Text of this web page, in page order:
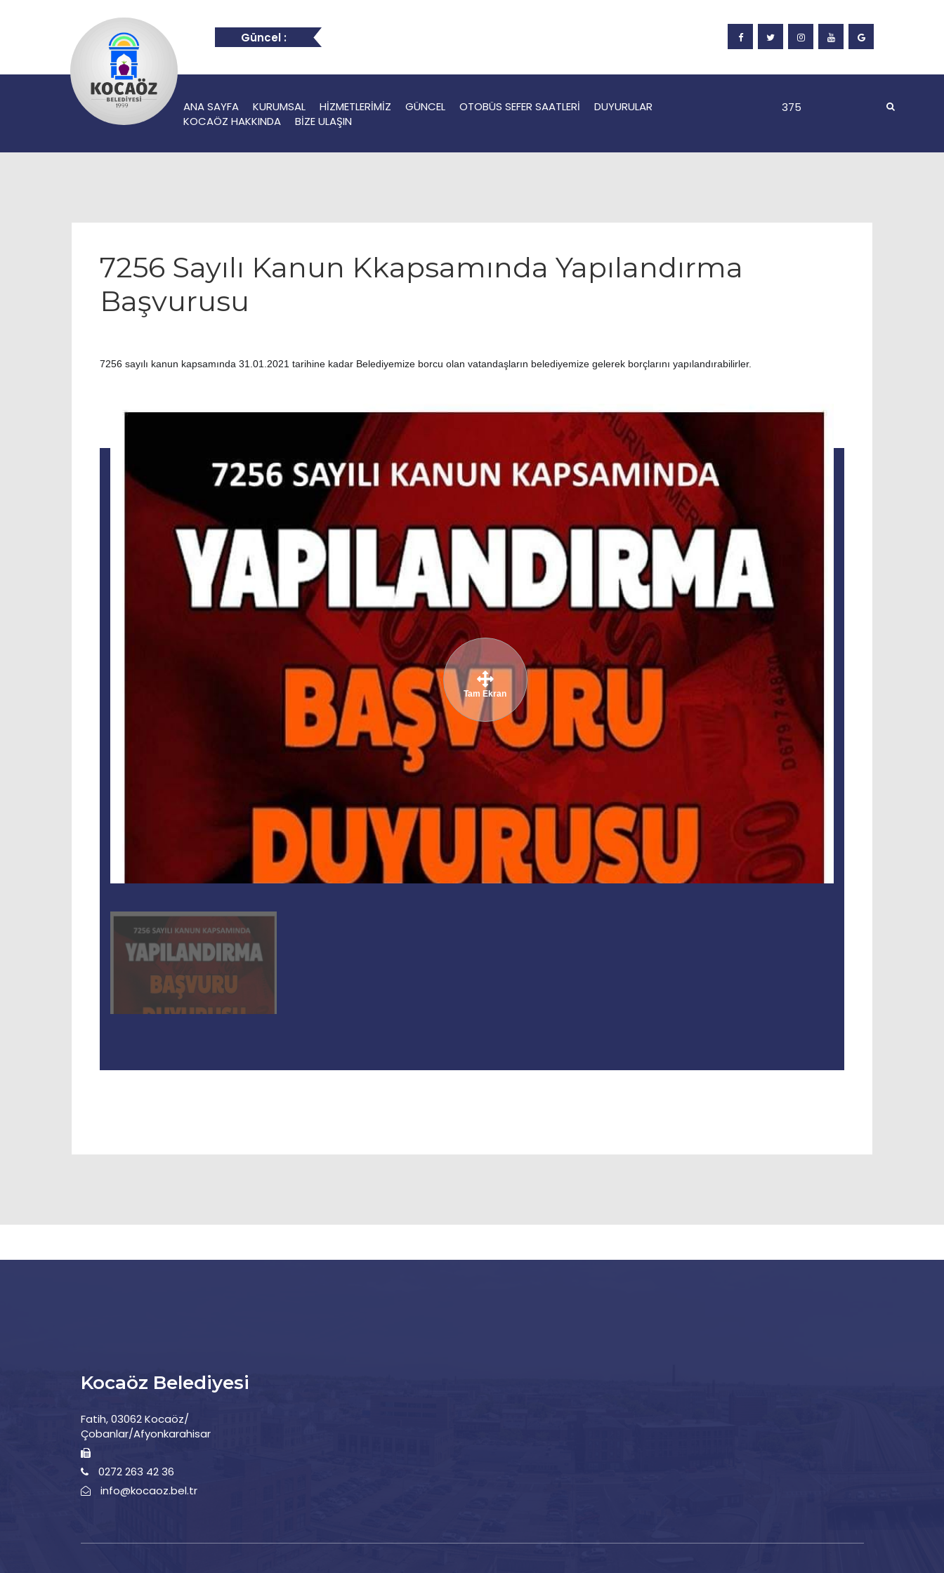
Güncel :
ANA SAYFA KURUMSAL HİZMETLERİMİZ GÜNCEL OTOBÜS SEFER SAATLERİ
DUYURULAR
KOCAÖZ HAKKINDA
BİZE ULAŞIN
7256 Sayılı Kanun Kkapsamında Yapılandırma
Başvurusu
7256 sayılı kanun kapsamında 31.01.2021 tarihine kadar Belediyemize borcu olan vatandaşların belediyemize gelerek borçlarını yapılandırabilirler.
Tam Ekran
Kocaöz Belediyesi
Fatih, 03062 Kocaöz/
Çobanlar/Afyonkarahisar
0272 263 42 36
info@kocaoz.bel.tr